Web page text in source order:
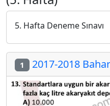
5. Hafta Deneme Sınavı
1 2017-2018